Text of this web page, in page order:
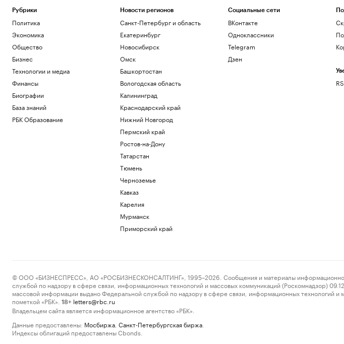
Как мы ездили в Южную Корею за
здоровьем и впечатлениями
Life
Рубрики
Политика
Экономика
Общество
Бизнес
Технологии и медиа
Финансы
Биографии
База знаний
РБК Образование
Новости регионов
Санкт-Петербург и область
Екатеринбург
Новосибирск
Омск
Башкортостан
Вологодская область
Калининград
Краснодарский край
Нижний Новгород
Пермский край
Ростов-на-Дону
Татарстан
Тюмень
Черноземье
Кавказ
Карелия
Мурманск
Приморский край
Социальные сети
ВКонтакте
Одноклассники
Telegram
Дзен
© ООО «БИЗНЕСПРЕСС», АО «РОСБИЗНЕСКОНСАЛТИНГ», 1995–2026. Сообщения и материалы информационного
службой по надзору в сфере связи, информационных технологий и массовых коммуникаций (Роскомнадзор)
массовой информации выдано Федеральной службой по надзору в сфере связи, информационных
пометкой «РБК».
18+ letters@rbc.ru
Владельцем сайта является информационное агентство «РБК».
Данные предоставлены: Мосбиржа Санкт-Петербургская биржа
Индексы облигаций предоставлены Cbonds.